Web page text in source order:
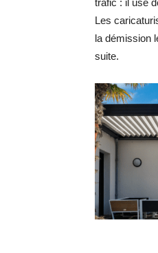
trafic : il use
Les
la démission
suite.